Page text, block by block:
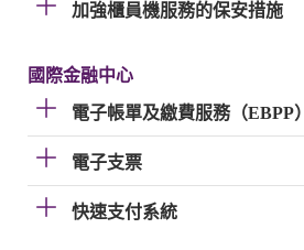
加強櫃員機服務的保安措施
國際金融中心
電子帳單及繳費服務（EBPP）
電子支票
快速支付系統